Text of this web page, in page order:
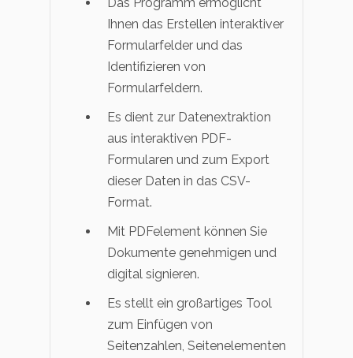
Ihnen das Erstellen interaktiver
Formularfelder und das
Identifizieren von
Formularfeldern.
Es dient zur Datenextraktion
aus interaktiven PDF-
Formularen und zum Export
dieser Daten in das CSV-
Format.
Mit PDFelement können Sie
Dokumente genehmigen und
digital signieren.
Es stellt ein großartiges Tool
zum Einfügen von
Seitenzahlen, Seitenelementen